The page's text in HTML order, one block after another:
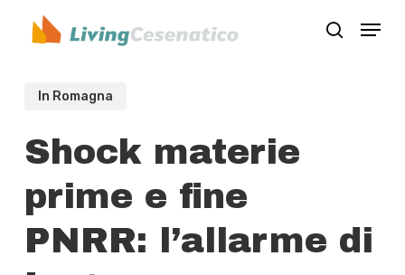
search
Menu
In Romagna
Shock materie
prime e fine
PNRR: l’allarme di